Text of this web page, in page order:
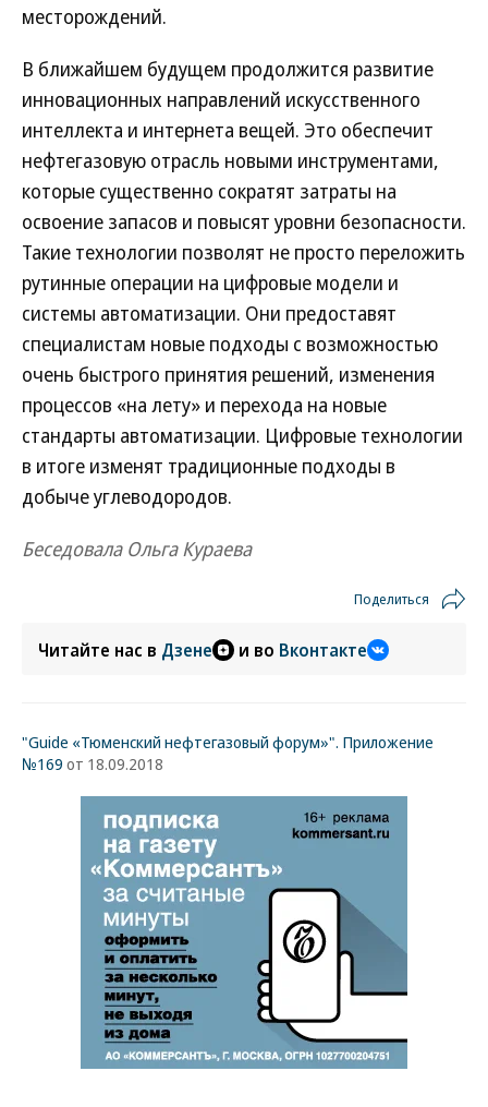
месторождений.
В ближайшем будущем продолжится развитие
инновационных направлений искусственного
интеллекта и интернета вещей. Это обеспечит
нефтегазовую отрасль новыми инструментами,
которые существенно сократят затраты на
освоение запасов и повысят уровни безопасности.
Такие технологии позволят не просто переложить
рутинные операции на цифровые модели и
системы автоматизации. Они предоставят
специалистам новые подходы с возможностью
очень быстрого принятия решений, изменения
процессов «на лету» и перехода на новые
стандарты автоматизации. Цифровые технологии
в итоге изменят традиционные подходы в
добыче углеводородов.
Беседовала Ольга Кураева
Поделиться
Читайте нас в Дзене и во Вконтакте
"Guide «Тюменский нефтегазовый форум»". Приложение
№169 от 18.09.2018